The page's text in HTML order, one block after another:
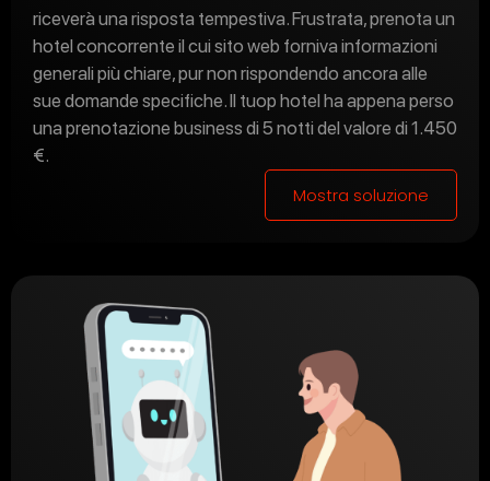
riceverà una risposta tempestiva. Frustrata, prenota un
hotel concorrente il cui sito web forniva informazioni
generali più chiare, pur non rispondendo ancora alle
sue domande specifiche. Il tuop hotel ha appena perso
una prenotazione business di 5 notti del valore di 1.450
€.
Mostra soluzione